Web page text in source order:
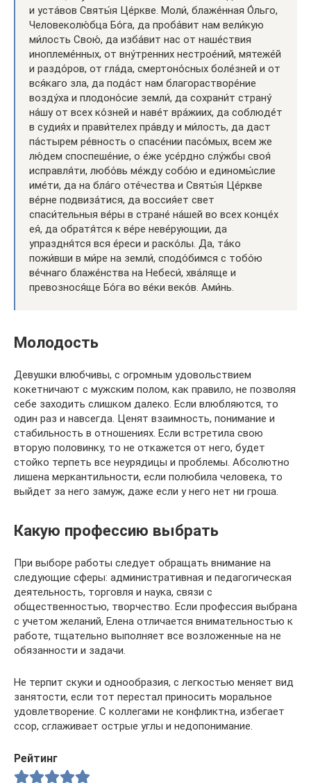
и уста́вов Святы́я Це́ркве. Моли́, блаже́нная О́льго,
Челове­колю́бца Бо́га, да проба́вит нам вели́кую
ми́лость Свою́, да изба́вит нас от наше́ствия
иноплеме́нных, от вну́тренних нестрое́ний, мятеже́й
и раздо́ров, от гла́да, смертоно́сных боле́зней и от
вся́каго зла, да пода́ст нам благорастворе́ние
возду́ха и плодоно́сие земли́, да сохрани́т страну́
на́шу от всех ко́зней и наве́т вра́жиих, да соблюде́т
в судия́х и прави́телех пра́вду и ми́лость, да даст
па́стырем ре́вность о спасе́нии пасо́мых, всем же
лю́дем споспеше́ние, о е́же усе́рдно слу́жбы своя́
исправля́ти, любо́вь ме́жду собо́ю и единомы́слие
име́ти, да на бла́го оте́чества и Святы́я Це́ркве
ве́рне подвиза́тися, да воссия́ет свет
спаси́тельныя ве́ры в стране́ на́шей во всех конце́х
ея́, да обратя́тся к ве́ре неве́рующии, да
упраздня́тся вся е́реси и раско́лы. Да, та́ко
пожи́вши в ми́ре на земли́, сподо́бимся с тобо́ю
ве́чнаго блаже́нства на Небеси́, хва́ляще и
превознося́ще Бо́га во ве́ки веко́в. Ами́нь.
Молодость
Девушки влюбчивы, с огромным удовольствием
кокетничают с мужским полом, как правило, не позволяя
себе заходить слишком далеко. Если влюбляются, то
один раз и навсегда. Ценят взаимность, понимание и
стабильность в отношениях. Если встретила свою
вторую половинку, то не откажется от него, будет
стойко терпеть все неурядицы и проблемы. Абсолютно
лишена меркантильности, если полюбила человека, то
выйдет за него замуж, даже если у него нет ни гроша.
Какую профессию выбрать
При выборе работы следует обращать внимание на
следующие сферы: административная и педагогическая
деятельность, торговля и наука, связи с
общественностью, творчество. Если профессия выбрана
с учетом желаний, Елена отличается внимательностью к
работе, тщательно выполняет все возложенные на не
обязанности и задачи.
Не терпит скуки и однообразия, с легкостью меняет вид
занятости, если тот перестал приносить моральное
удовлетворение. С коллегами не конфликтна, избегает
ссор, сглаживает острые углы и недопонимание.
Рейтинг